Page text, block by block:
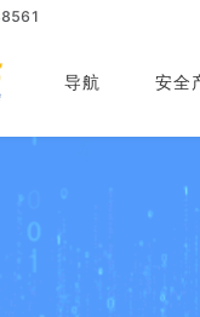
导航 安全